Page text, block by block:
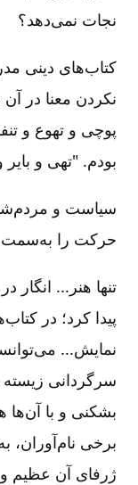
نجات نمی‌دهد؟
کتاب‌های دینی
نکردن معنا در آن
پوچی و تهوع و
بودم. "تهی و
سیاست و
حرکت را به‌سمت
تنها هنر... انگار
پیدا کرد؛ در
نمایش...
سرگردانی
بشکنی و با
برخی نام‌آوران،
ژرفای آن عظیم